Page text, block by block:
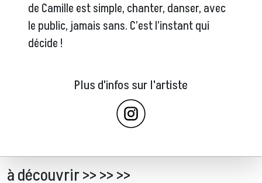
de Camille est simple, chanter, danser, avec
le public, jamais sans. C’est l’instant qui
décide !
Plus d'infos sur l'artiste
à découvrir >> >> >>